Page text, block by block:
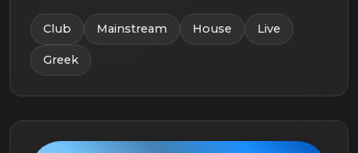
Club Mainstream House Live
Greek